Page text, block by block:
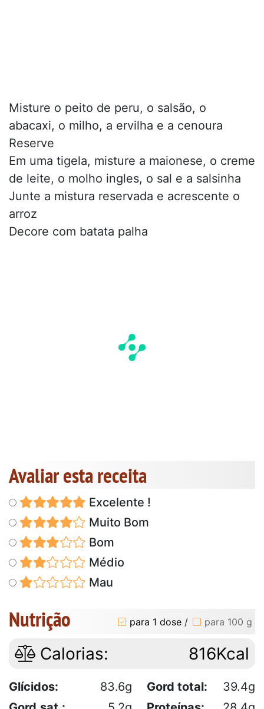
Misture o peito de peru, o salsão, o
abacaxi, o milho, a ervilha e a cenoura
Reserve
Em uma tigela, misture a maionese, o creme
de leite, o molho ingles, o sal e a salsinha
Junte a mistura reservada e acrescente o
arroz
Decore com batata palha
Avaliar esta receita
Excelente !
Muito Bom
Bom
Médio
Mau
Nutrição para 1 dose / para 100 g
Calorias: 816Kcal
Glícidos: 83.6g Gord total:
39.4g